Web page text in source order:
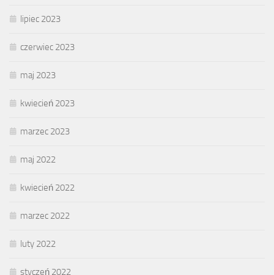
lipiec 2023
czerwiec 2023
maj 2023
kwiecień 2023
marzec 2023
maj 2022
kwiecień 2022
marzec 2022
luty 2022
styczeń 2022